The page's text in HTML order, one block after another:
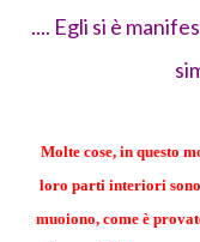
.... Egli si è
Molte cose, in questo
loro parti interiori sono
muoiono, come è